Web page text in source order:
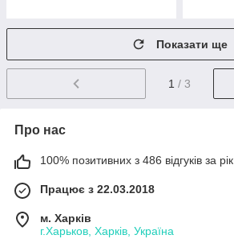
Показати ще
1 / 3
Про нас
100% позитивних з 486 відгуків за рік
Працює з 22.03.2018
м. Харків
г.Харьков, Харків, Україна